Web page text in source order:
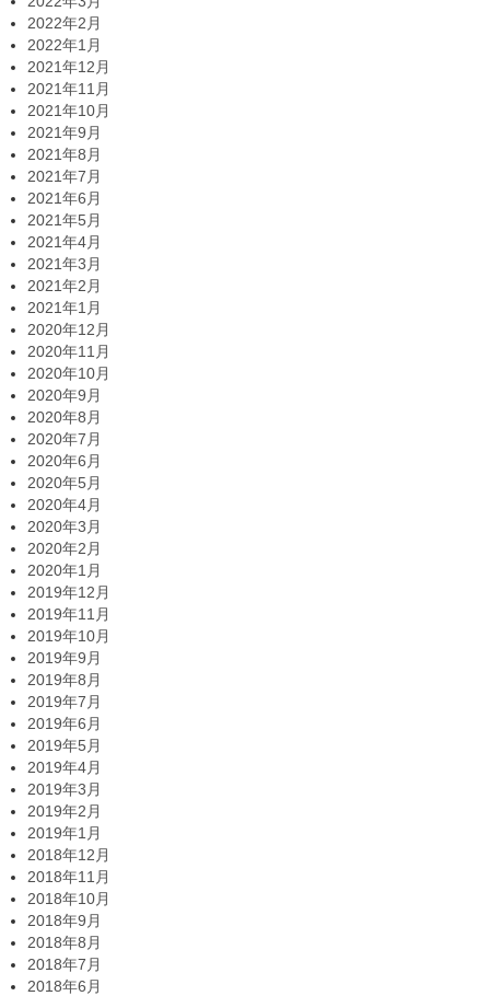
2022年2月
2022年1月
2021年12月
2021年11月
2021年10月
2021年9月
2021年8月
2021年7月
2021年6月
2021年5月
2021年4月
2021年3月
2021年2月
2021年1月
2020年12月
2020年11月
2020年10月
2020年9月
2020年8月
2020年7月
2020年6月
2020年5月
2020年4月
2020年3月
2020年2月
2020年1月
2019年12月
2019年11月
2019年10月
2019年9月
2019年8月
2019年7月
2019年6月
2019年5月
2019年4月
2019年3月
2019年2月
2019年1月
2018年12月
2018年11月
2018年10月
2018年9月
2018年8月
2018年7月
2018年6月